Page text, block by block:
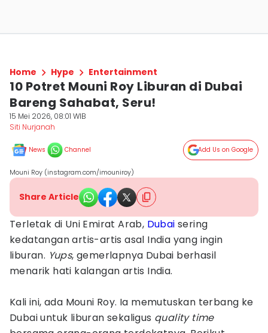
Home Hype Entertainment
10 Potret Mouni Roy Liburan di Dubai
Bareng Sahabat, Seru!
15 Mei 2026, 08:01 WIB
Siti Nurjanah
News Channel Add Us on Google
Mouni Roy (instagram.com/imouniroy)
Share Article
Terletak di Uni Emirat Arab, Dubai sering
kedatangan artis-artis asal India yang ingin
liburan. Yups, gemerlapnya Dubai berhasil
menarik hati kalangan artis India.
Kali ini, ada Mouni Roy. Ia memutuskan terbang ke
Dubai untuk liburan sekaligus quality time